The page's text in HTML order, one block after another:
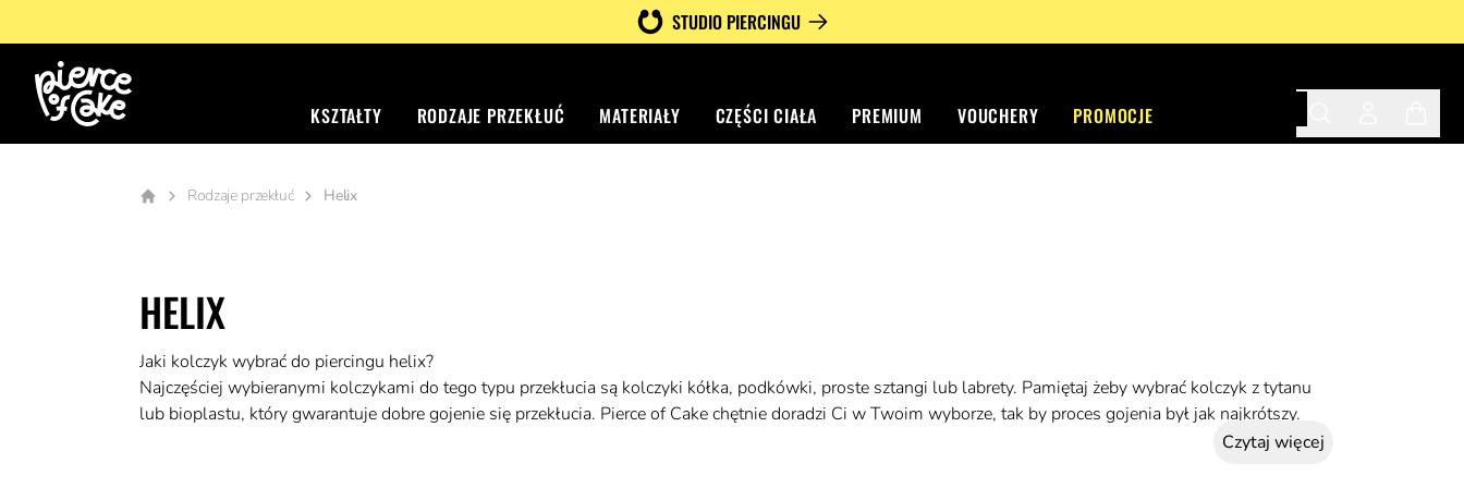
STUDIO PIERCINGU
KSZTAŁTY RODZAJE PRZEKŁUĆ MATERIAŁY CZĘŚCI CIAŁA PREMIUM VOUCHERY PROMOCJE
Rodzaje przekłuć Helix
HELIX
Jaki kolczyk wybrać do piercingu helix?
Najczęściej wybieranymi kolczykami do tego typu przekłucia są kolczyki kółka, podkówki, proste sztangi lub labrety. Pamiętaj żeby wybrać kolczyk z tytanu
lub bioplastu, który gwarantuje dobre gojenie się przekłucia. Pierce of Cake chętnie doradzi Ci w Twoim wyborze, tak by proces gojenia był jak najkrótszy.
Czytaj więcej